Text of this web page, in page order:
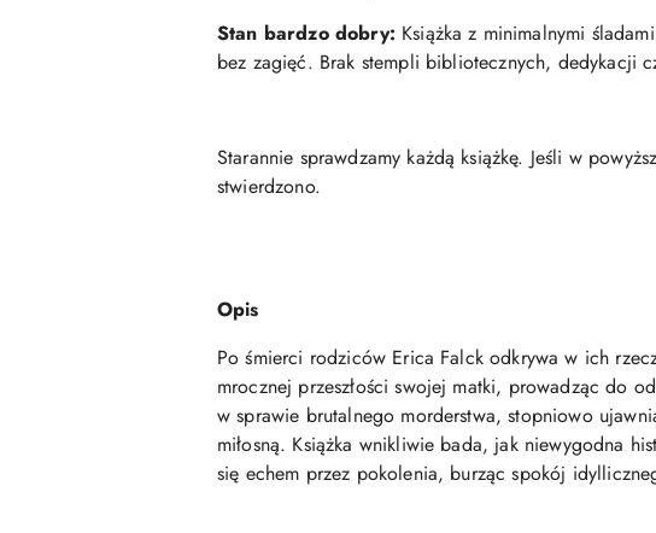
Stan bardzo dobry: Książka z minimalnymi
bez zagięć. Brak stempli bibliotecznych, dedykacji
Starannie sprawdzamy każdą książkę. Jeśli w
stwierdzono.
Opis
Po śmierci rodziców Erica Falck odkrywa w ich
mrocznej przeszłości swojej matki, prowadząc do
w sprawie brutalnego morderstwa, stopniowo
miłosną. Książka wnikliwie bada, jak niewygodna
się echem przez pokolenia, burząc spokój